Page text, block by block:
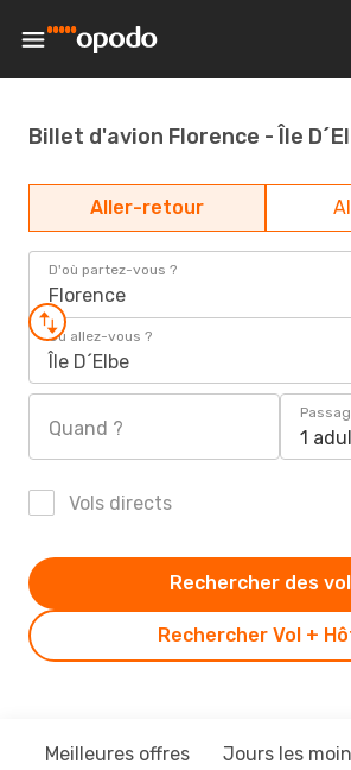
Billet d'avion Florence - Île
Aller-retour
D'où partez-vous ?
Florence
Où allez-vous ?
Île D´Elbe
Quand ? 1
Vols directs
Rechercher Vol +
Rechercher des
Meilleures offres Jours les